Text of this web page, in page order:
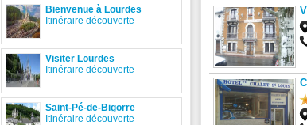
Bienvenue à Lourdes
Itinéraire découverte
Visiter Lourdes
Itinéraire découverte
Saint-Pé-de-Bigorre
Itinéraire découverte